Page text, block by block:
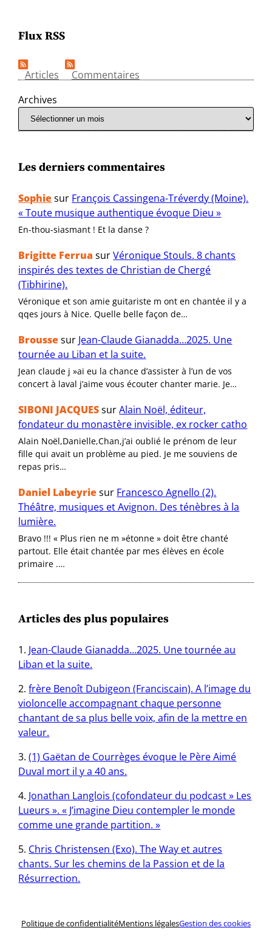
Flux RSS
Articles
Commentaires
Archives
Les derniers commentaires
Sophiesur François Cassingena-Tréverdy (Moine).
« Toute musique authentique évoque Dieu »
En-thou-siasmant ! Et la danse ?
Brigitte Ferrua surVéronique Stouls. 8 chants
inspirés des textes de Christian de Chergé
(Tibhirine).
Véronique et son amie guitariste m ont en chantée il y a
qqes jours à Nice. Quelle belle façon de…
Broussesur Jean-Claude Gianadda…2025. Une
tournée au Liban et la suite.
Jean claude j »ai eu la chance d’assister à l’un de vos
concert à laval j’aime vous écouter chanter marie. Je…
SIBONI JACQUESsurAlain Noël, éditeur,
fondateur du monastère invisible, ex rocker catho
Alain Noël,Danielle,Chan,j’ai oublié le prénom de leur
fille qui avait un problème au pied. Je me souviens de
repas pris…
Daniel Labeyriesur Francesco Agnello (2).
Théâtre, musiques et Avignon. Des ténèbres à la
lumière.
Bravo !!! « Plus rien ne m »étonne » doit être chanté
partout. Elle était chantée par mes élèves en école
primaire .…
Articles des plus populaires
Jean-Claude Gianadda…2025. Une tournée au
Liban et la suite.
frère Benoît Dubigeon (Franciscain). A l’image du
violoncelle accompagnant chaque personne
chantant de sa plus belle voix, afin de la mettre en
valeur.
(1) Gaëtan de Courrèges évoque le Père Aimé
Duval mort il y a 40 ans.
Jonathan Langlois (cofondateur du podcast » Les
Lueurs ». « J’imagine Dieu contempler le monde
comme une grande partition. »
Chris Christensen (Exo). The Way et autres
chants. Sur les chemins de la Passion et de la
Résurrection.
Politique de confidentialitéMentions légalesGestion des cookies